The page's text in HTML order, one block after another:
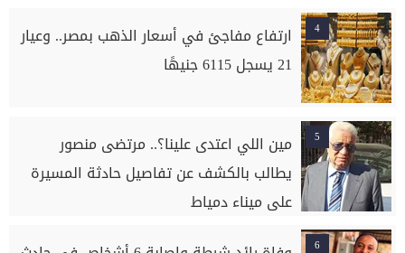
4
ارتفاع مفاجئ في أسعار الذهب بمصر.. وعيار
21 يسجل 6115 جنيهًا
5
مين اللي اعتدى علينا؟.. مرتضى منصور
يطالب بالكشف عن تفاصيل حادثة المسيرة
على ميناء دمياط
6